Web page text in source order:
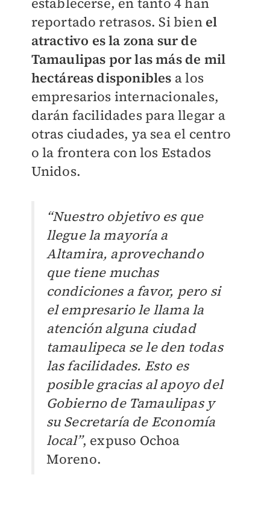
reportado retrasos. Si bien el
atractivo es la zona sur de
Tamaulipas por las más de mil
hectáreas disponibles a los
empresarios internacionales,
darán facilidades para llegar a
otras ciudades, ya sea el centro
o la frontera con los Estados
Unidos.
“Nuestro objetivo es que
llegue la mayoría a
Altamira, aprovechando
que tiene muchas
condiciones a favor, pero si
el empresario le llama la
atención alguna ciudad
tamaulipeca se le den todas
las facilidades. Esto es
posible gracias al apoyo del
Gobierno de Tamaulipas y
su Secretaría de Economía
local”, expuso Ochoa
Moreno.